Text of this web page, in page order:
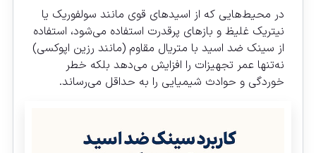
در محیط‌هایی که از اسیدهای قوی مانند سولفوریک یا
نیتریک غلیظ و بازهای پرقدرت استفاده می‌شود، استفاده
از سینک ضد اسید با متریال مقاوم (مانند رزین اپوکسی)
نه‌تنها عمر تجهیزات را افزایش می‌دهد بلکه خطر
خوردگی و حوادث شیمیایی را به حداقل می‌رساند.